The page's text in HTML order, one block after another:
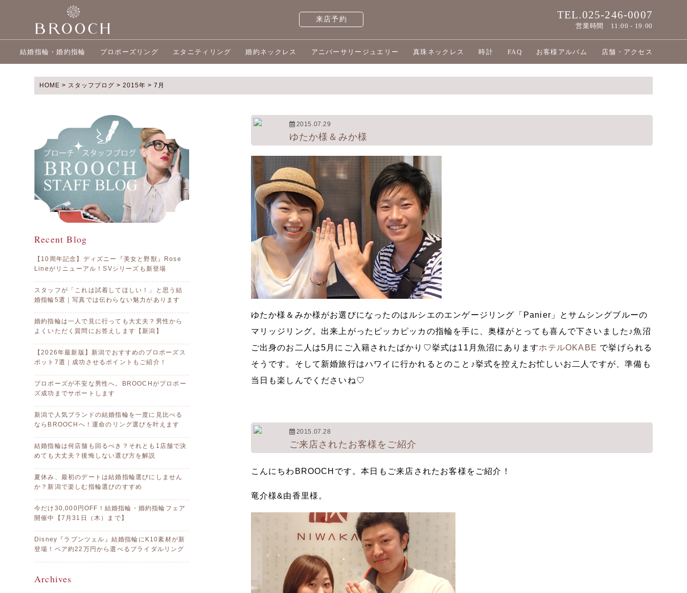
来店予約 TEL.025-246-0007
営業時間 11:00 - 19:00
結婚指輪・婚約指輪 プロポーズリング エタニティリング 婚約ネックレス アニバーサリージュエリー 真珠ネックレス 時計 FAQ お客様アルバム 店舗・アクセス
HOME > スタッフブログ > 2015年 > 7月
Recent Blog
【10周年記念】ディズニー『美女と野獣』Rose
Lineがリニューアル！SVシリーズも新登場
スタッフが「これは試着してほしい！」と思う結
婚指輪5選｜写真では伝わらない魅力があります
婚約指輪は一人で見に行っても大丈夫？男性から
よくいただく質問にお答えします【新潟】
【2026年最新版】新潟でおすすめのプロポーズス
ポット7選｜成功させるポイントもご紹介！
プロポーズが不安な男性へ。BROOCHがプロポー
ズ成功までサポートします
新潟で人気ブランドの結婚指輪を一度に見比べる
ならBROOCHへ！運命のリング選びを叶えます
結婚指輪は何店舗も回るべき？それとも1店舗で決
めても大丈夫？後悔しない選び方を解説
夏休み、最初のデートは結婚指輪選びにしません
か？新潟で楽しむ指輪選びのすすめ
今だけ30,000円OFF！結婚指輪・婚約指輪フェア
開催中【7月31日（木）まで】
Disney『ラプンツェル』結婚指輪にK10素材が新
登場！ペア約22万円から選べるブライダルリング
Archives
2015.07.29
ゆたか様＆みか様
ゆたか様＆みか様がお選びになったのはルシエのエンゲージリング「Panier」とサムシングブルーの
マリッジリング。出来上がったピッカピッカの指輪を手に、奥様がとっても喜んで下さいました♪魚沼
ご出身のお二人は5月にご入籍されたばかり♡挙式は11月魚沼にありますホテルOKABE で挙げられる
そうです。そして新婚旅行はハワイに行かれるとのこと♪挙式を控えたお忙しいお二人ですが、準備も
当日も楽しんでくださいね♡
2015.07.28
ご来店されたお客様をご紹介
こんにちわBROOCHです。本日もご来店されたお客様をご紹介！
竜介様&由香里様。